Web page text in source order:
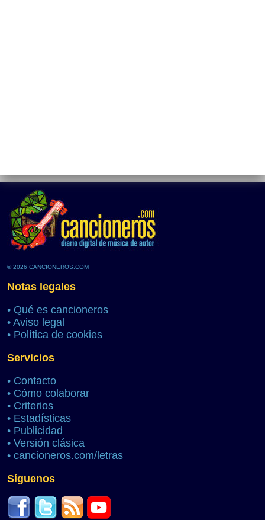
© 2026 CANCIONEROS.COM
Notas legales
• Qué es cancioneros
• Aviso legal
• Política de cookies
Servicios
• Contacto
• Cómo colaborar
• Criterios
• Estadísticas
• Publicidad
• Versión clásica
• cancioneros.com/letras
Síguenos